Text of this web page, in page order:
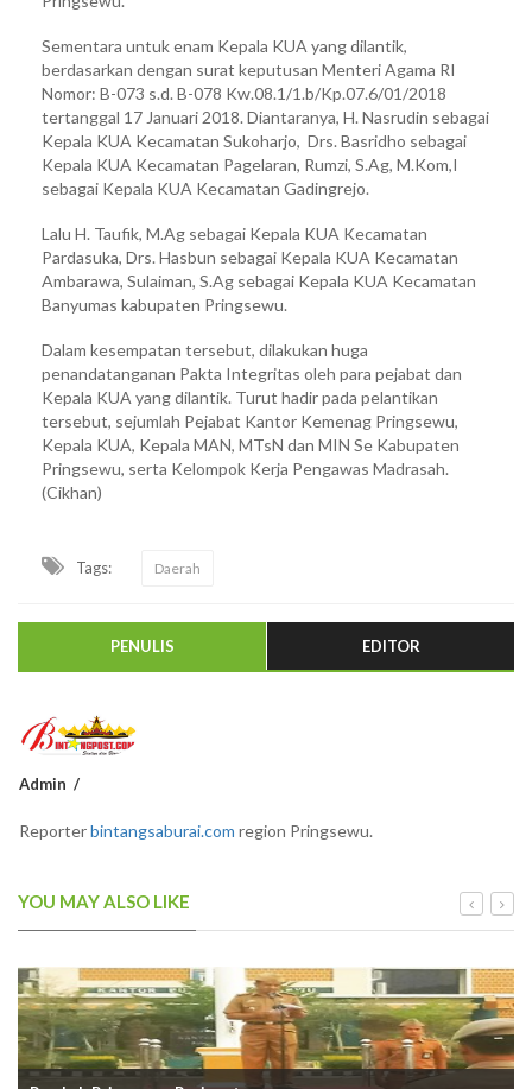
Sementara untuk enam Kepala KUA yang dilantik,
berdasarkan dengan surat keputusan Menteri Agama RI
Nomor: B-073 s.d. B-078 Kw.08.1/1.b/Kp.07.6/01/2018
tertanggal 17 Januari 2018. Diantaranya, H. Nasrudin sebagai
Kepala KUA Kecamatan Sukoharjo, Drs. Basridho sebagai
Kepala KUA Kecamatan Pagelaran, Rumzi, S.Ag, M.Kom,I
sebagai Kepala KUA Kecamatan Gadingrejo.
Lalu H. Taufik, M.Ag sebagai Kepala KUA Kecamatan
Pardasuka, Drs. Hasbun sebagai Kepala KUA Kecamatan
Ambarawa, Sulaiman, S.Ag sebagai Kepala KUA Kecamatan
Banyumas kabupaten Pringsewu.
Dalam kesempatan tersebut, dilakukan huga
penandatanganan Pakta Integritas oleh para pejabat dan
Kepala KUA yang dilantik. Turut hadir pada pelantikan
tersebut, sejumlah Pejabat Kantor Kemenag Pringsewu,
Kepala KUA, Kepala MAN, MTsN dan MIN Se Kabupaten
Pringsewu, serta Kelompok Kerja Pengawas Madrasah.
(Cikhan)
Tags: Daerah
PENULIS EDITOR
Admin
Reporterbintangsaburai.com region Pringsewu.
YOU MAY ALSO LIKE